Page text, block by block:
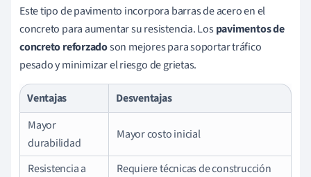
Este tipo de pavimento incorpora barras de acero en el
concreto para aumentar su resistencia. Lospavimentos de
concreto reforzadoson mejores para soportar tráfico
pesado y minimizar el riesgo de grietas.
Ventajas
Desventajas
Mayor
durabilidad
Mayor costo inicial
Resistencia a
Requiere técnicas de construcción